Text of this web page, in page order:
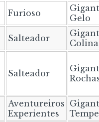
Furioso
Gelo
Salteador
Salteador
Aventureiros
Experientes